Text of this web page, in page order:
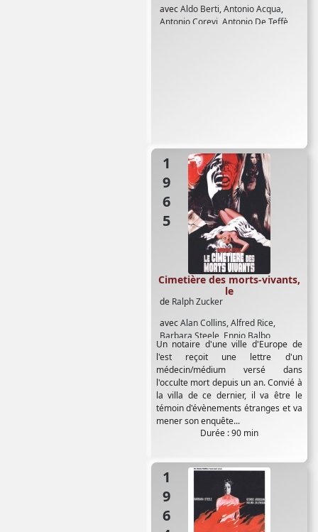
avecAldo Berti,Antonio Acqua,
Antonio Corevi Antonio De Teffè,
1965
de Ralph Zucker
avecAlan Collins,Alfred Rice,
Barbara Steele, Ennio Balbo,
Marilyn Mitchell,Walter Brandt
Cimetière des morts-vivants,
le
Un notaire d'une ville d'Europe de
l'est reçoit une lettre d'un
médecin/médium versé dans
l'occulte mort depuis un an. Convié à
la villa de ce dernier, il va être le
témoin d'évènements étranges et va
mener son enquête...
Durée : 90 min
1964